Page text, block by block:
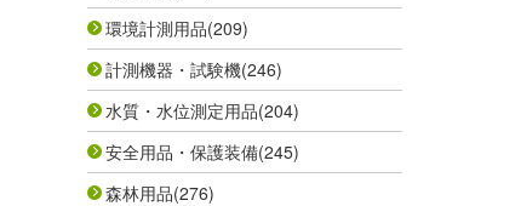
環境計測用品(209)
計測機器・試験機(246)
水質・水位測定用品(204)
安全用品・保護装備(245)
森林用品(276)